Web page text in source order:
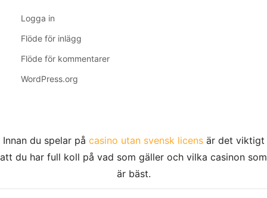
Logga in
Flöde för inlägg
Flöde för kommentarer
WordPress.org
Innan du spelar på casino utan svensk licensär det viktigt
att du har full koll på vad som gäller och vilka casinon som
är bäst.